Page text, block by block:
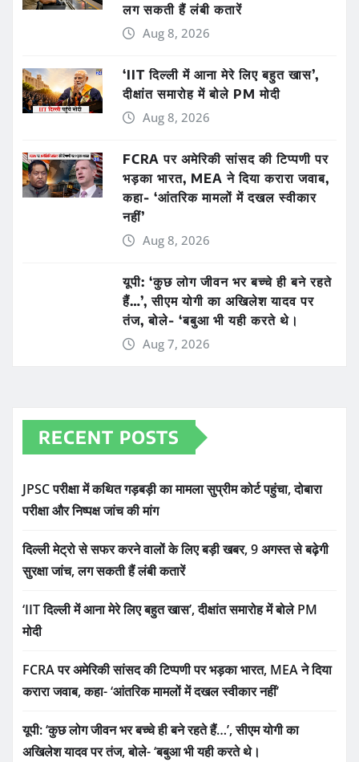
लग सकती हैं लंबी कतारें
Aug 8, 2026
‘IIT दिल्ली में आना मेरे लिए बहुत खास’,
दीक्षांत समारोह में बोले PM मोदी
Aug 8, 2026
FCRA पर अमेरिकी सांसद की टिप्पणी पर
भड़का भारत, MEA ने दिया करारा जवाब,
कहा- ‘आंतरिक मामलों में दखल स्वीकार
नहीं’
Aug 8, 2026
यूपी: ‘कुछ लोग जीवन भर बच्चे ही बने रहते
हैं…’, सीएम योगी का अखिलेश यादव पर
तंज, बोले- ‘बबुआ भी यही करते थे।
Aug 7, 2026
RECENT POSTS
JPSC परीक्षा में कथित गड़बड़ी का मामला सुप्रीम कोर्ट पहुंचा, दोबारा
परीक्षा और निष्पक्ष जांच की मांग
दिल्ली मेट्रो से सफर करने वालों के लिए बड़ी खबर, 9 अगस्त से बढ़ेगी
सुरक्षा जांच, लग सकती हैं लंबी कतारें
‘IIT दिल्ली में आना मेरे लिए बहुत खास’, दीक्षांत समारोह में बोले PM
मोदी
FCRA पर अमेरिकी सांसद की टिप्पणी पर भड़का भारत, MEA ने दिया
करारा जवाब, कहा- ‘आंतरिक मामलों में दखल स्वीकार नहीं’
यूपी: ‘कुछ लोग जीवन भर बच्चे ही बने रहते हैं…’, सीएम योगी का
अखिलेश यादव पर तंज, बोले- ‘बबुआ भी यही करते थे।